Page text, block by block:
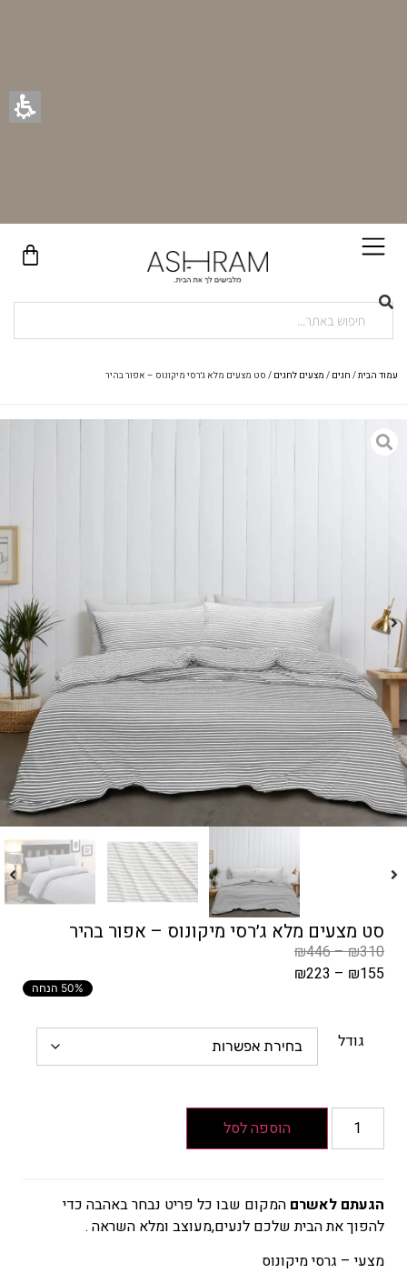
עמוד הבית/ חגים / מצעים לחגים / סט מצעים מלא ג׳רסי מיקונוס – אפור בהיר
סט מצעים מלא ג׳רסי מיקונוס – אפור בהיר
₪310
–
₪446
₪155
–
₪223
₪446
טווח
מחירים:
המחיר
הנוכחי
50% הנחה
גודל
הוספה לסל
הגעתם לאשרם המקום שבו כל פריט נבחר באהבה כדי
להפוך את הבית שלכם לנעים,מעוצב ומלא השראה .
מצעי – גרסי מיקונוס